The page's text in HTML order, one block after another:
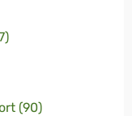
(90)